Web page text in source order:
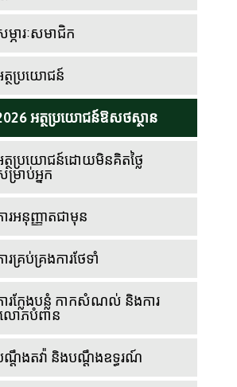
ម្ភារៈសមាជិក
ត្ថប្រយោជន៍
អត្ថប្រយោជន៍ឱសថស្ថាន
ត្ថប្រយោជន៍ដោយមិនគិតថ្លៃ
ម្រាប់អ្នក
ារអនុញ្ញាតជាមុន
រគ្រប់គ្រងការថែទាំ
ារក្លែងបន្លំ កាកសំណល់ និងការ
លោភបំពាន
ណ្តឹងតវ៉ា និងបណ្តឹងឧទ្ធរណ៍